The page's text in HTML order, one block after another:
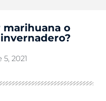
o
2021